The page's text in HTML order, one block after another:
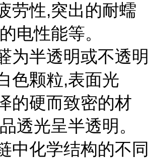
劳性,突出的耐蠕
电性能等。
为半透明或不透明
色颗粒,表面光
的硬而致密的材
透光呈半透明。
中化学结构的不同